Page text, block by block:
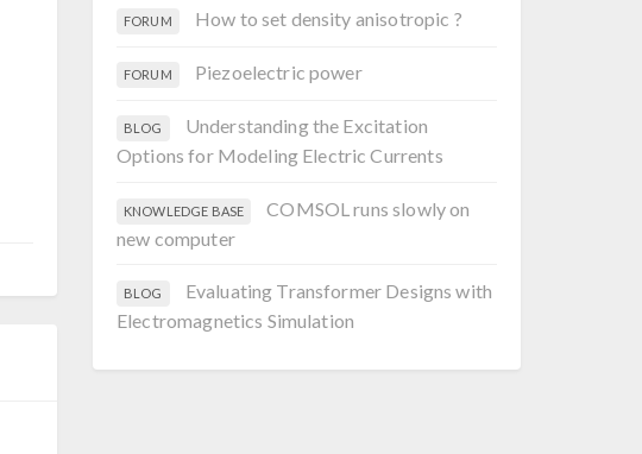
FORUM How to set density anisotropic ?
FORUM Piezoelectric power
BLOG
Understanding the Excitation
Options for Modeling Electric Currents
KNOWLEDGE BASE
COMSOL runs slowly on
new computer
BLOG
Evaluating Transformer Designs with
Electromagnetics Simulation